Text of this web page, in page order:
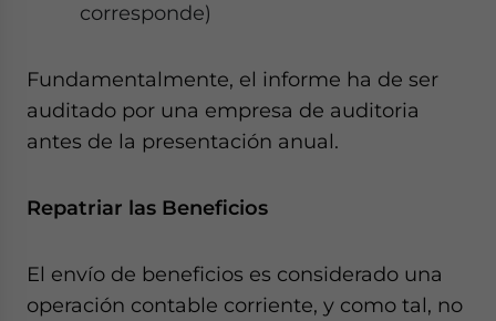
corresponde)
Fundamentalmente, el informe ha de ser
auditado por una empresa de auditoria
antes de la presentación anual.
Repatriar las Beneficios
El envío de beneficios es considerado una
operación contable corriente, y como tal, no